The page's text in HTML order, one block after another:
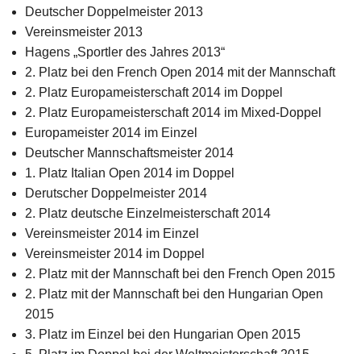
Deutscher Doppelmeister 2013
Vereinsmeister 2013
Hagens „Sportler des Jahres 2013“
2. Platz bei den French Open 2014 mit der Mannschaft
2. Platz Europameisterschaft 2014 im Doppel
2. Platz Europameisterschaft 2014 im Mixed-Doppel
Europameister 2014 im Einzel
Deutscher Mannschaftsmeister 2014
1. Platz Italian Open 2014 im Doppel
Derutscher Doppelmeister 2014
2. Platz deutsche Einzelmeisterschaft 2014
Vereinsmeister 2014 im Einzel
Vereinsmeister 2014 im Doppel
2. Platz mit der Mannschaft bei den French Open 2015
2. Platz mit der Mannschaft bei den Hungarian Open
2015
3. Platz im Einzel bei den Hungarian Open 2015